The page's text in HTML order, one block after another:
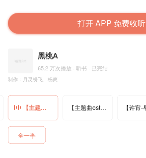
打开 APP 免费收听
黑桃A
65.2 万次播放 · 听书 · 已完结
制作：月灵纷飞、杨爽
【主题曲ost1】 【主题曲ost2】
全一季